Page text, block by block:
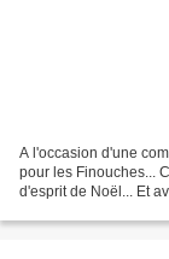
A l'occasion d'une
pour les Finouches...
d'esprit de Noël... Et